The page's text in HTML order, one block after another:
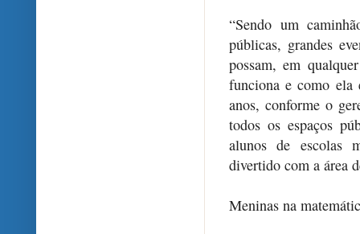
“Sendo um
públicas, grandes
possam, em
funciona e como ela
anos, conforme o
todos os espaços
alunos de escolas
divertido com a área
Meninas na